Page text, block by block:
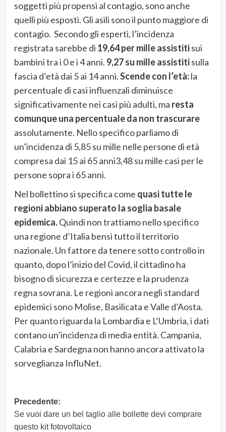
soggetti più propensi al contagio, sono anche
quelli più esposti. Gli asili sono il punto maggiore di
contagio. Secondo gli esperti, l’incidenza
registrata sarebbe di 19,64 per mille assistitisui
bambini tra i 0 e i 4 anni. 9,27 su mille assistitisulla
fascia d’età dai 5 ai 14 anni.Scende con l’età:la
percentuale di casi influenzali diminuisce
significativamente nei casi più adulti, ma resta
comunque una percentuale da non trascurare
assolutamente. Nello specifico parliamo di
un’incidenza di 5,85 su mille nelle persone di età
compresa dai 15 ai 65 anni3,48 su mille casi per le
persone sopra i 65 anni.
Nel bollettino si specifica come quasi tutte le
regioni abbiano superato la soglia basale
epidemica.Quindi non trattiamo nello specifico
una regione d’Italia bensì tutto il territorio
nazionale. Un fattore da tenere sotto controllo in
quanto, dopo l’inizio del Covid, il cittadino ha
bisogno di sicurezza e certezze e la prudenza
regna sovrana. Le regioni ancora negli standard
epidemici sono Molise, Basilicata e Valle d’Aosta.
Per quanto riguarda la Lombardia e L’Umbria, i dati
contano un’incidenza di media entità. Campania,
Calabria e Sardegna non hanno ancora attivato la
sorveglianza InfluNet.
Navigazione
articolo
Precedente:
Se vuoi dare un bel taglio alle bollette devi comprare
questo kit fotovoltaico